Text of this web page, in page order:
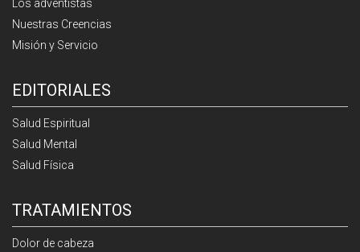
Los adventistas
Nuestras Creencias
Misión y Servicio
EDITORIALES
Salud Espiritual
Salud Mental
Salud Física
TRATAMIENTOS
Dolor de cabeza